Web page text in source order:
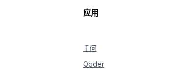
应用
千问
Qoder